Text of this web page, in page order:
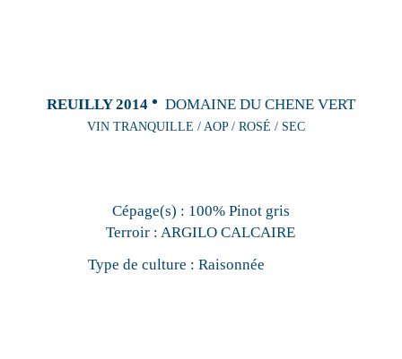
REUILLY 2014 DOMAINE DU CHENE VERT
VIN TRANQUILLE / AOP / ROSÉ / SEC
Cépage(s) : 100% Pinot gris
Terroir : ARGILO CALCAIRE
Type de culture : Raisonnée